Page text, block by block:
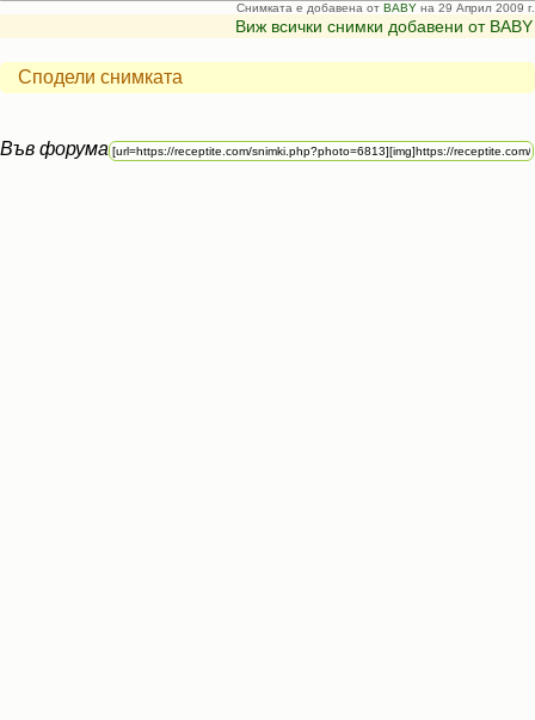
Снимката е добавена от BABY на 29 Април 2009 г.
Виж всички снимки добавени от BABY
Сподели снимката
Във форума